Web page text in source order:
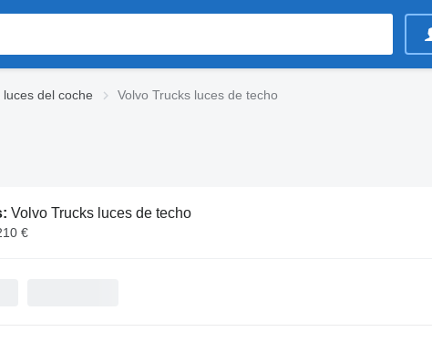
luces del coche Volvo Trucks luces de techo
Volvo Trucks luces de techo
€